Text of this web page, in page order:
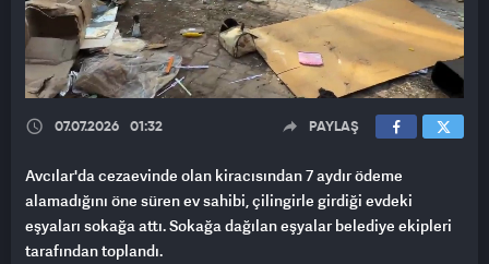
07.07.2026 01:32 PAYLAŞ
Avcılar'da cezaevinde olan kiracısından 7 aydır ödeme
alamadığını öne süren ev sahibi, çilingirle girdiği evdeki
eşyaları sokağa attı. Sokağa dağılan eşyalar belediye ekipleri
tarafından toplandı.